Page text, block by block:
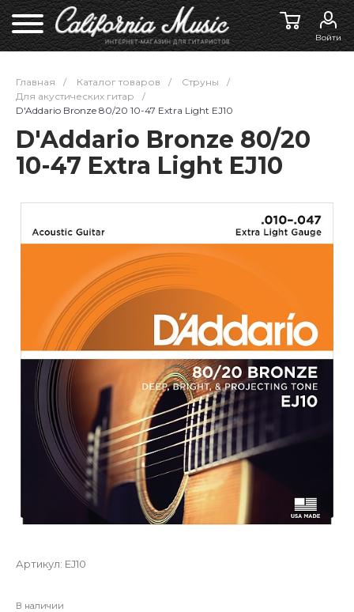
Войти
Главная / Каталог товаров / Струны
/
Для акустических гитар
/
D'Addario Bronze 80/20 10-47 Extra Light EJ10
D'Addario Bronze 80/20
10-47 Extra Light EJ10
Артикул: EJ10
В наличии